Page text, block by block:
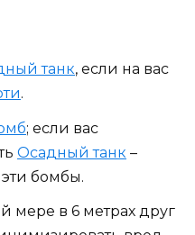
танк, если на вас
.
; если вас
Осадный танк –
бомбы.
мере в 6 метрах друг